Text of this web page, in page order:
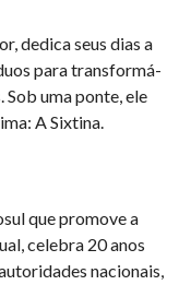
dedica seus dias a
para transformá-
Sob uma ponte, ele
A Sixtina.
que promove a
celebra 20 anos
nacionais,